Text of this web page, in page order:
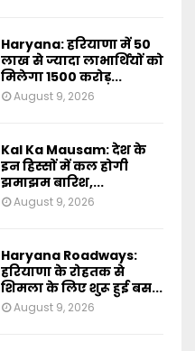
Haryana: हरियाणा में 50
लाख से ज्यादा लाभार्थियों को
मिलेगा 1500 करोड़...
August 9, 2026
Kal Ka Mausam: देश के
इन हिस्सों में कल होगी
झमाझम बारिश,...
August 9, 2026
Haryana Roadways:
हरियाणा के रोहतक से
शिमला के लिए शुरू हुई बस...
August 9, 2026